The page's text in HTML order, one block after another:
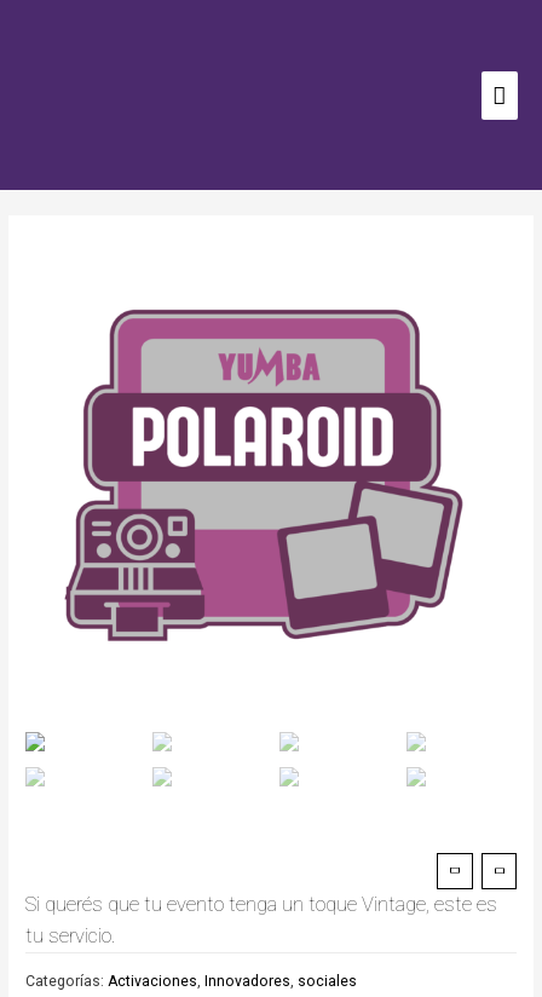
Si querés que tu evento tenga un toque Vintage, este es
tu servicio.
Categorías:Activaciones,Innovadores, sociales